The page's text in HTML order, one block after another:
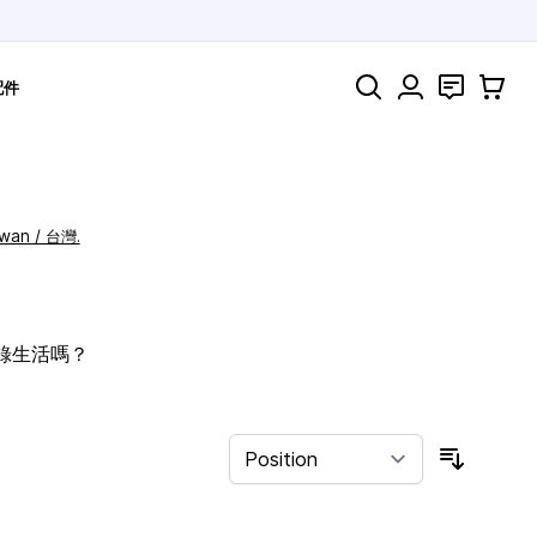
件 Search 聯絡 購物車
/ 台灣.
生活嗎？